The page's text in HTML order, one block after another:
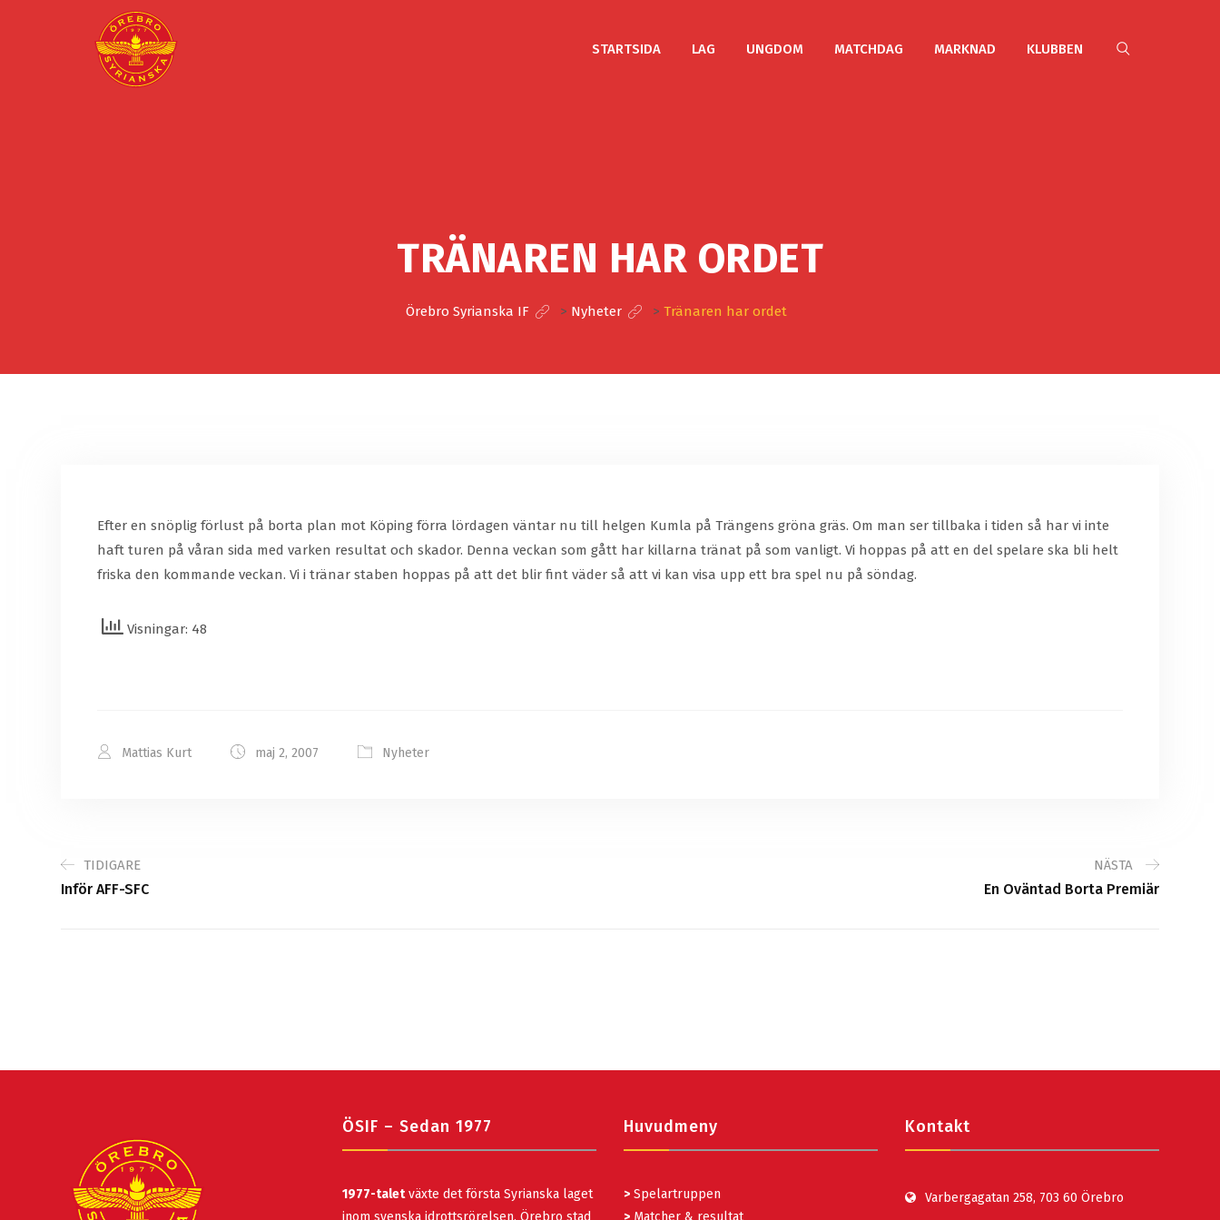
STARTSIDA LAG UNGDOM MATCHDAG MARKNAD KLUBBEN
TRÄNAREN HAR ORDET
Örebro Syrianska IF > Nyheter > Tränaren har ordet
Efter en snöplig förlust på borta plan mot Köping förra lördagen väntar nu till helgen Kumla på Trängens gröna gräs. Om man ser tillbaka i tiden så har vi inte
haft turen på våran sida med varken resultat och skador. Denna veckan som gått har killarna tränat på som vanligt. Vi hoppas på att en del spelare ska bli helt
friska den kommande veckan. Vi i tränar staben hoppas på att det blir fint väder så att vi kan visa upp ett bra spel nu på söndag.
Visningar: 48
Mattias Kurt maj 2, 2007 Nyheter
TIDIGARE
Inför AFF-SFC
NÄSTA
En Oväntad Borta Premiär
ÖSIF – Sedan 1977
1977-taletväxte det första Syrianska laget
inom svenska idrottsrörelsen. Örebro stad
Huvudmeny
> Spelartruppen
> Matcher & resultat
Kontakt
Varbergagatan 258, 703 60 Örebro